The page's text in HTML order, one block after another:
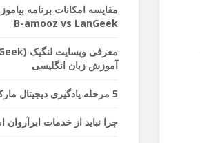
مقایسه امکانات برنامه
B-amooz vs LanGeek
آموزش زبان انگلیسی
5 مرحله یادگیری دیجیتال مارکتینگ از پایه
چرا نباید از خدمات ابرآروان